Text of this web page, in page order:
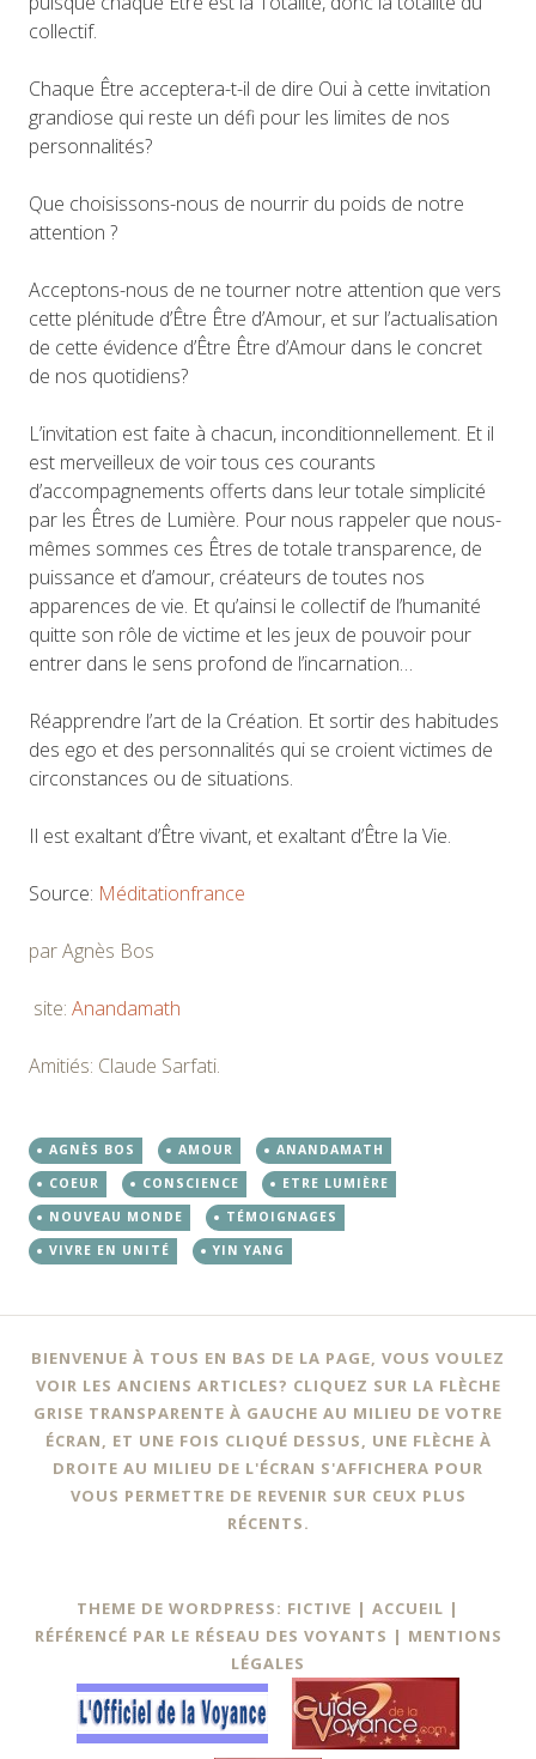
collectif.
Chaque Être acceptera-t-il de dire Oui à cette invitation
grandiose qui reste un défi pour les limites de nos
personnalités?
Que choisissons-nous de nourrir du poids de notre
attention ?
Acceptons-nous de ne tourner notre attention que vers
cette plénitude d’Être Être d’Amour, et sur l’actualisation
de cette évidence d’Être Être d’Amour dans le concret
de nos quotidiens?
L’invitation est faite à chacun, inconditionnellement. Et il
est merveilleux de voir tous ces courants
d’accompagnements offerts dans leur totale simplicité
par les Êtres de Lumière. Pour nous rappeler que nous-
mêmes sommes ces Êtres de totale transparence, de
puissance et d’amour, créateurs de toutes nos
apparences de vie. Et qu’ainsi le collectif de l’humanité
quitte son rôle de victime et les jeux de pouvoir pour
entrer dans le sens profond de l’incarnation…
Réapprendre l’art de la Création. Et sortir des habitudes
des ego et des personnalités qui se croient victimes de
circonstances ou de situations.
Il est exaltant d’Être vivant, et exaltant d’Être la Vie.
Source: Méditationfrance
par Agnès Bos
site: Anandamath
Amitiés: Claude Sarfati.
AGNÈS BOS AMOUR
ANANDAMATH
COEUR
CONSCIENCE
ETRE LUMIÈRE
NOUVEAU MONDE
TÉMOIGNAGES
VIVRE EN UNITÉ
YIN YANG
BIENVENUE À TOUS EN BAS DE LA PAGE, VOUS VOULEZ
VOIR LES ANCIENS ARTICLES? CLIQUEZ SUR LA FLÈCHE
GRISE TRANSPARENTE À GAUCHE AU MILIEU DE VOTRE
ÉCRAN, ET UNE FOIS CLIQUÉ DESSUS, UNE FLÈCHE À
DROITE AU MILIEU DE L'ÉCRAN S'AFFICHERA POUR
VOUS PERMETTRE DE REVENIR SUR CEUX PLUS
RÉCENTS.
THEME DE WORDPRESS: FICTIVE | ACCUEIL |
RÉFÉRENCÉ PAR LE RÉSEAU DES VOYANTS | MENTIONS
LÉGALES